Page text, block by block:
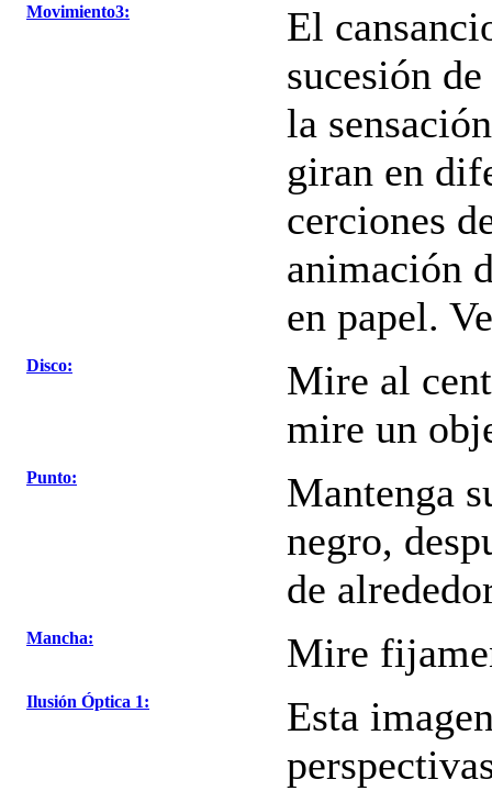
Movimiento3:
El
sucesión
la
giran en
cerciones
animación
en papel.
Disco:
Mire al
mire un
Punto:
Mantenga
negro,
de
Mancha: Mire
Ilusión Óptica 1:
Esta